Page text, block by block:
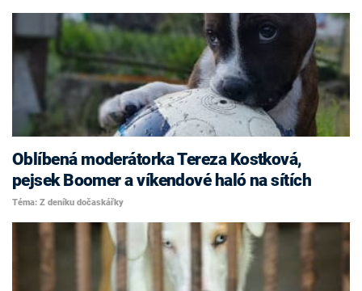
Oblíbená moderátorka Tereza Kostková,
pejsek Boomer a víkendové haló na sítích
Téma: Z deníku dočaskářky